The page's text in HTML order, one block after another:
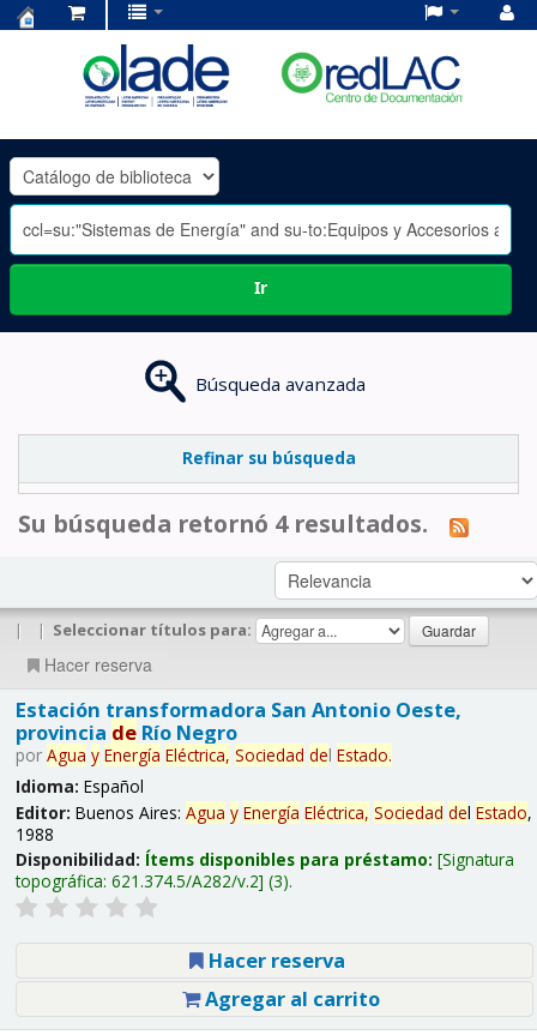
OLADE
-
Ir
Búsqueda avanzada
Refinar su búsqueda
Su búsqueda retornó 4 resultados.
| | Seleccionar títulos para:
Hacer reserva
Estación transformadora San Antonio Oeste,
provincia deRío Negro
por Agua y Energía Eléctrica, Sociedad del Estado.
Idioma: Español
Editor: Buenos Aires: Agua y Energía Eléctrica, Sociedad del Estado,
1988
Disponibilidad: Ítems disponibles para préstamo: Signatura
topográfica: 621.374.5/A282/v.2 (3).
Hacer reserva
Agregar al carrito